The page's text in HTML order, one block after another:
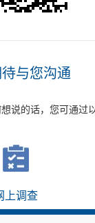
与您沟通
说的话，您可通过
上调查